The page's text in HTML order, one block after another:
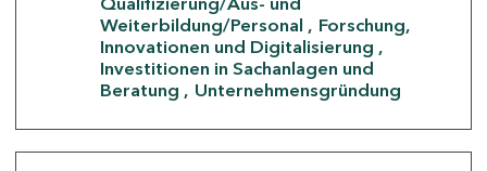
Weiterbildung/Personal
Forschung,
Innovationen und Digitalisierung
Investitionen in Sachanlagen und
Beratung
Unternehmensgründung